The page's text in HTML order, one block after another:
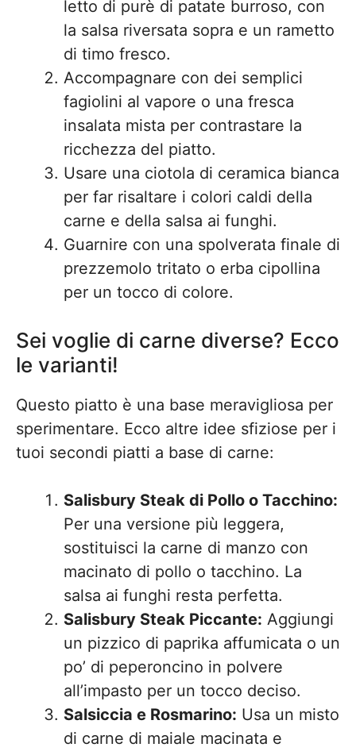
letto di purè di patate burroso, con
la salsa riversata sopra e un rametto
di timo fresco.
Accompagnare con dei semplici
fagiolini al vapore o una fresca
insalata mista per contrastare la
ricchezza del piatto.
Usare una ciotola di ceramica bianca
per far risaltare i colori caldi della
carne e della salsa ai funghi.
Guarnire con una spolverata finale di
prezzemolo tritato o erba cipollina
per un tocco di colore.
Sei voglie di carne diverse? Ecco
le varianti!
Questo piatto è una base meravigliosa per
sperimentare. Ecco altre idee sfiziose per i
tuoi secondi piatti a base di carne:
Salisbury Steak di Pollo o Tacchino:
Per una versione più leggera,
sostituisci la carne di manzo con
macinato di pollo o tacchino. La
salsa ai funghi resta perfetta.
Salisbury Steak Piccante: Aggiungi
un pizzico di paprika affumicata o un
po’ di peperoncino in polvere
all’impasto per un tocco deciso.
Salsiccia e Rosmarino: Usa un misto
di carne di maiale macinata e